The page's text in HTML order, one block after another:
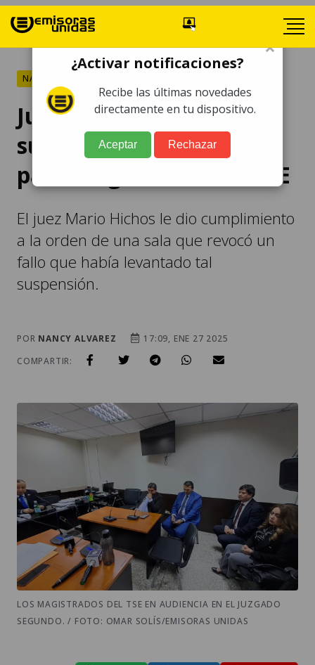
NACIONALES
Juzgado ordena
suspensión de funciones
para magistrados del TSE
El juez Mario Hichos le dio cumplimiento
a la orden de una sala que revocó un
fallo que había levantado tal
suspensión.
POR NANCY ALVAREZ
17:09, ENE 27 2025
COMPARTIR:
LOS MAGISTRADOS DEL TSE EN AUDIENCIA EN EL JUZGADO
SEGUNDO. / FOTO: OMAR SOLÍS/EMISORAS UNIDAS
×
¿Activar notificaciones?
Recibe las últimas novedades
directamente en tu dispositivo.
Aceptar Rechazar